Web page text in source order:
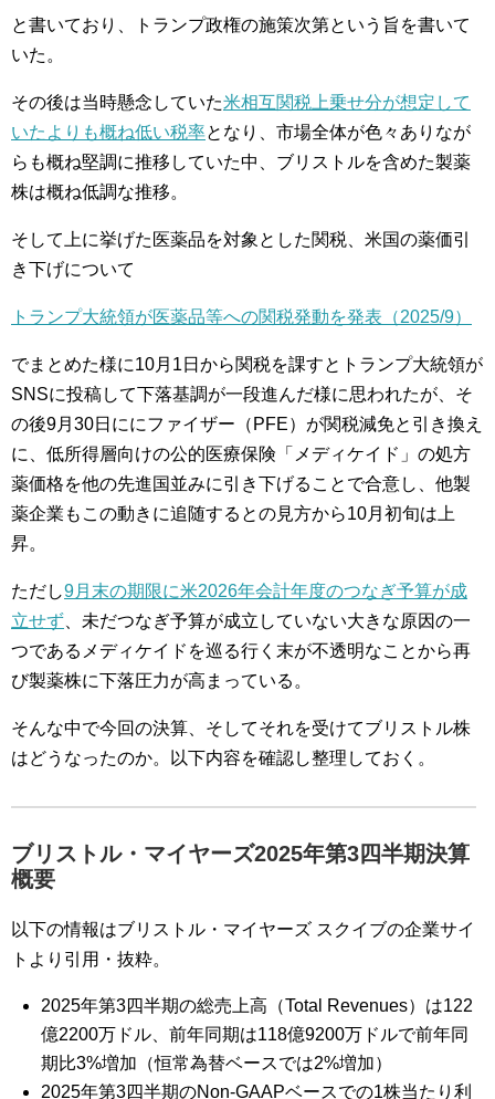
と書いており、トランプ政権の施策次第という旨を書いて
いた。
その後は当時懸念していた米相互関税上乗せ分が想定して
いたよりも概ね低い税率となり、市場全体が色々ありなが
らも概ね堅調に推移していた中、ブリストルを含めた製薬
株は概ね低調な推移。
そして上に挙げた医薬品を対象とした関税、米国の薬価引
き下げについて
トランプ大統領が医薬品等への関税発動を発表（2025/9）
でまとめた様に10月1日から関税を課すとトランプ大統領が
SNSに投稿して下落基調が一段進んだ様に思われたが、そ
の後9月30日ににファイザー（PFE）が関税減免と引き換え
に、低所得層向けの公的医療保険「メディケイド」の処方
薬価格を他の先進国並みに引き下げることで合意し、他製
薬企業もこの動きに追随するとの見方から10月初旬は上
昇。
ただし9月末の期限に米2026年会計年度のつなぎ予算が成
立せず 、未だつなぎ予算が成立していない大きな原因の一
つであるメディケイドを巡る行く末が不透明なことから再
び製薬株に下落圧力が高まっている。
そんな中で今回の決算、そしてそれを受けてブリストル株
はどうなったのか。以下内容を確認し整理しておく。
ブリストル・マイヤーズ2025年第3四半期決算
概要
以下の情報はブリストル・マイヤーズ スクイブの企業サイ
トより引用・抜粋。
2025年第3四半期の総売上高（Total Revenues）は122
億2200万ドル、前年同期は118億9200万ドルで前年同
期比3%増加（恒常為替ベースでは2%増加）
2025年第3四半期のNon-GAAPベースでの1株当たり利